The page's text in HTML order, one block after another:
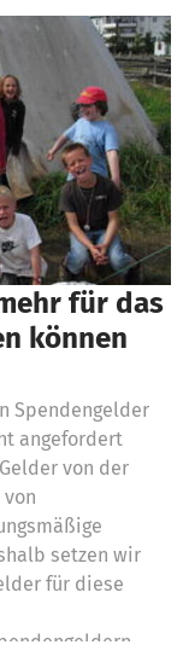
für das
können
Spendengelder
angefordert
von der
setzen wir
für diese